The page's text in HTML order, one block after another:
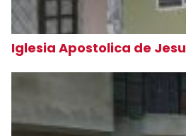
Iglesia Apostolica de